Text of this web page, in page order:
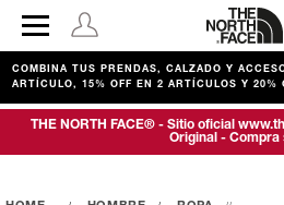
COMBINA TUS PRENDAS, CALZADO Y
ARTÍCULO, 15% OFF EN 2 ARTÍCULOS Y 20%
THE NORTH FACE® - Sitio oficial
Original - Compra